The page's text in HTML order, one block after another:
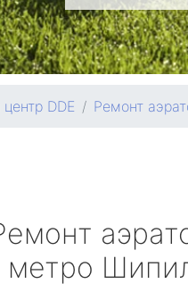
DDE Ремонт
метро